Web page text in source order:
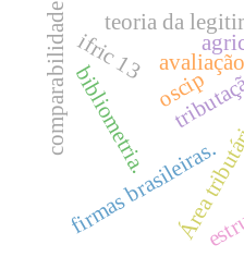
Área
firmas brasileiras.
bibliometria. oscip
teoria da
ifric 13
comparabilidade